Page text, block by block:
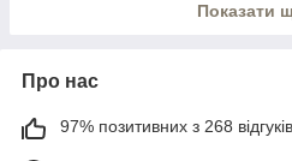
Показати
Про нас
97% позитивних з 268